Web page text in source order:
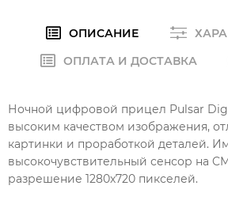
ОПИСАНИЕ
ОПЛАТА И ДОСТАВКА
Ночной цифровой прицел Pulsar
высоким качеством изображения,
картинки и проработкой деталей.
высокочувствительный сенсор на
разрешение 1280х720 пикселей.